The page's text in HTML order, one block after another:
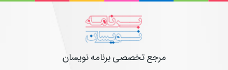
مرجع تخصصی برنامه نویسان